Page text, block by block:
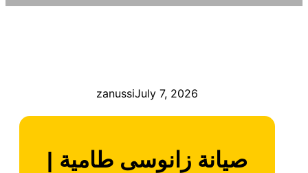
zanussiJuly 7, 2026
صيانة زانوسى طامية |